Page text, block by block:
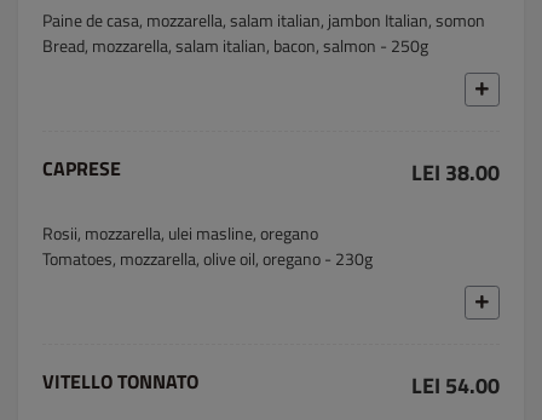
Paine de casa, mozzarella, salam italian, jambon Italian, somon
Bread, mozzarella, salam italian, bacon, salmon - 250g
CAPRESE LEI 38.00
Rosii, mozzarella, ulei masline, oregano
Tomatoes, mozzarella, olive oil, oregano - 230g
VITELLO TONNATO LEI 54.00